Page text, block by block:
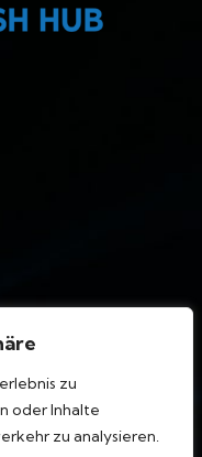
zu
oder Inhalte
zu analysieren.